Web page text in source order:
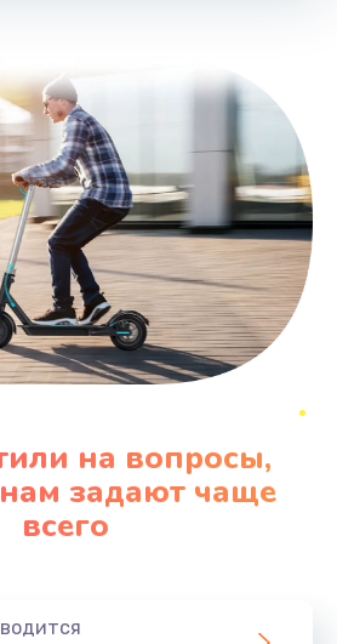
на вопросы,
задают чаще
всего